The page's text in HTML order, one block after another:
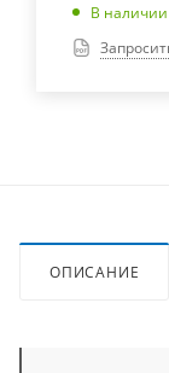
В наличии
ОПИСАНИЕ